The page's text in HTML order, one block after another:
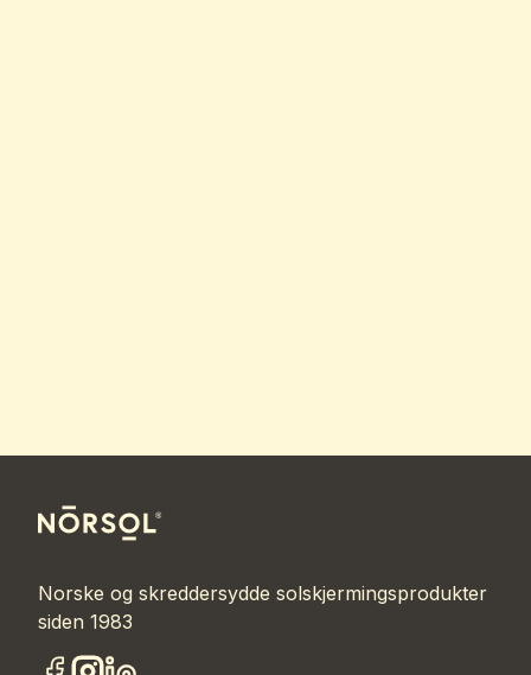
Norske og skreddersydde solskjermingsprodukter
siden 1983